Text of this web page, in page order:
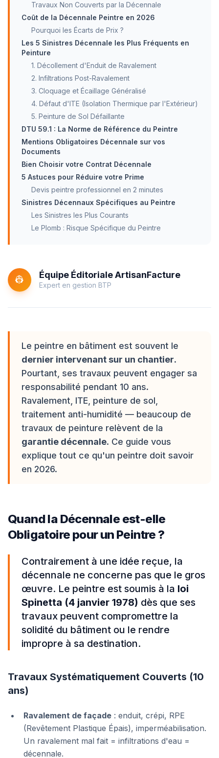
Travaux Non Couverts par la Décennale
Coût de la Décennale Peintre en 2026
Pourquoi les Écarts de Prix ?
Les 5 Sinistres Décennale les Plus Fréquents en
Peinture
1. Décollement d'Enduit de Ravalement
2. Infiltrations Post-Ravalement
3. Cloquage et Écaillage Généralisé
4. Défaut d'ITE (Isolation Thermique par l'Extérieur)
5. Peinture de Sol Défaillante
DTU 59.1 : La Norme de Référence du Peintre
Mentions Obligatoires Décennale sur vos
Documents
Bien Choisir votre Contrat Décennale
5 Astuces pour Réduire votre Prime
Devis peintre professionnel en 2 minutes
Sinistres Décennaux Spécifiques au Peintre
Les Sinistres les Plus Courants
Le Plomb : Risque Spécifique du Peintre
👷 Équipe Éditoriale ArtisanFacture
Expert en gestion BTP
Le peintre en bâtiment est souvent le
dernier intervenant sur un chantier.
Pourtant, ses travaux peuvent engager sa
responsabilité pendant 10 ans.
Ravalement, ITE, peinture de sol,
traitement anti-humidité — beaucoup de
travaux de peinture relèvent de la
garantie décennale. Ce guide vous
explique tout ce qu'un peintre doit savoir
en 2026.
Quand la Décennale est-elle
Obligatoire pour un Peintre ?
Contrairement à une idée reçue, la
décennale ne concerne pas que le gros
œuvre. Le peintre est soumis à la loi
Spinetta (4 janvier 1978) dès que ses
travaux peuvent compromettre la
solidité du bâtiment ou le rendre
impropre à sa destination.
Travaux Systématiquement Couverts (10
ans)
Ravalement de façade : enduit, crépi, RPE
(Revêtement Plastique Épais), imperméabilisation.
Un ravalement mal fait = infiltrations d'eau =
décennale.